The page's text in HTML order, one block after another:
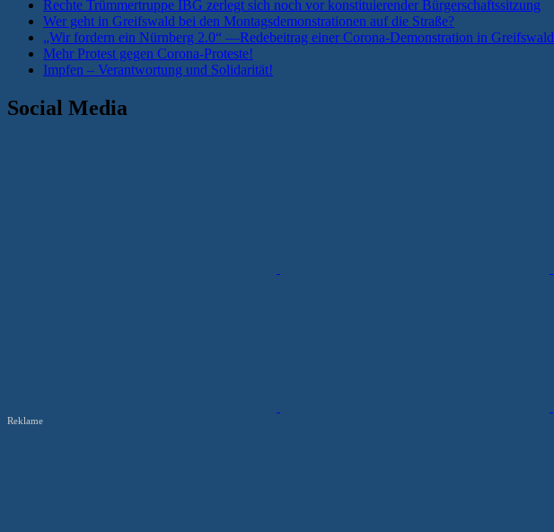
Rechte Trümmertruppe IBG zerlegt sich noch vor konstituierender Bürgerschaftssitzung
Wer geht in Greifswald bei den Montagsdemonstrationen auf die Straße?
„Wir fordern ein Nürnberg 2.0“ —Redebeitrag einer Corona-Demonstration in Greifswald
Mehr Protest gegen Corona-Proteste!
Impfen – Verantwortung und Solidarität!
Social Media
Reklame